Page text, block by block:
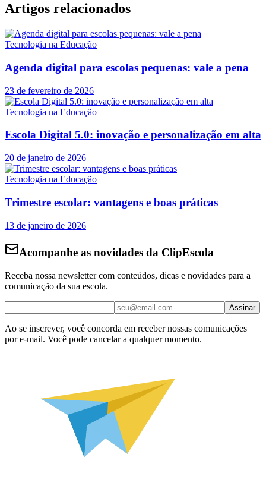
Artigos relacionados
Tecnologia na Educação
Agenda digital para escolas pequenas: vale a pena
23 de fevereiro de 2026
Tecnologia na Educação
Escola Digital 5.0: inovação e personalização em alta
20 de janeiro de 2026
Tecnologia na Educação
Trimestre escolar: vantagens e boas práticas
13 de janeiro de 2026
Acompanhe as novidades da ClipEscola
Receba nossa newsletter com conteúdos, dicas e novidades para a
comunicação da sua escola.
Assinar
Ao se inscrever, você concorda em receber nossas comunicações
por e-mail. Você pode cancelar a qualquer momento.